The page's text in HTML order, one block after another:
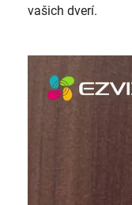
vašich dverí.